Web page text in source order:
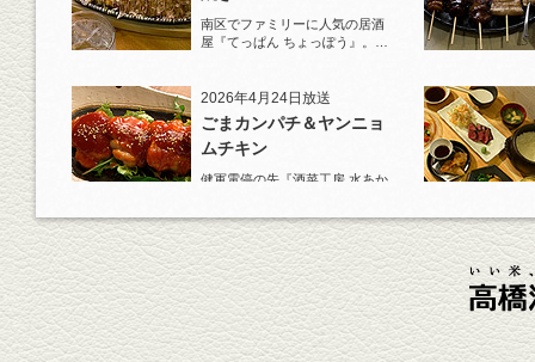
南区でファミリーに人気の居酒
屋『てっぱん ちょっぽう』。王
2026年4月24日放送
ごまカンパチ＆ヤンニョ
ムチキン
健軍電停の先『酒菜工房 水あか
杯！まずは『ごまカンパチ』を
肴に。
2026年4月3日放送
元祖 鶏焼売＆牛テールの
土鍋めし
健軍電停そば『湯気立つ料理』
が名物の『yuge(ゆげ)』へ。